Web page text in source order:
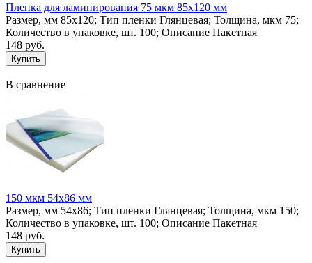
Пленка для ламинирования 75 мкм 85х120 мм
Размер, мм 85х120; Тип пленки Глянцевая; Толщина, мкм 75;
Количество в упаковке, шт. 100; Описание Пакетная
148 руб.
В сравнение
150 мкм 54х86 мм
Размер, мм 54х86; Тип пленки Глянцевая; Толщина, мкм 150;
Количество в упаковке, шт. 100; Описание Пакетная
148 руб.